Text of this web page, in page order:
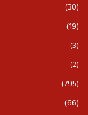
(30)
(19)
(3)
(2)
(795)
(66)